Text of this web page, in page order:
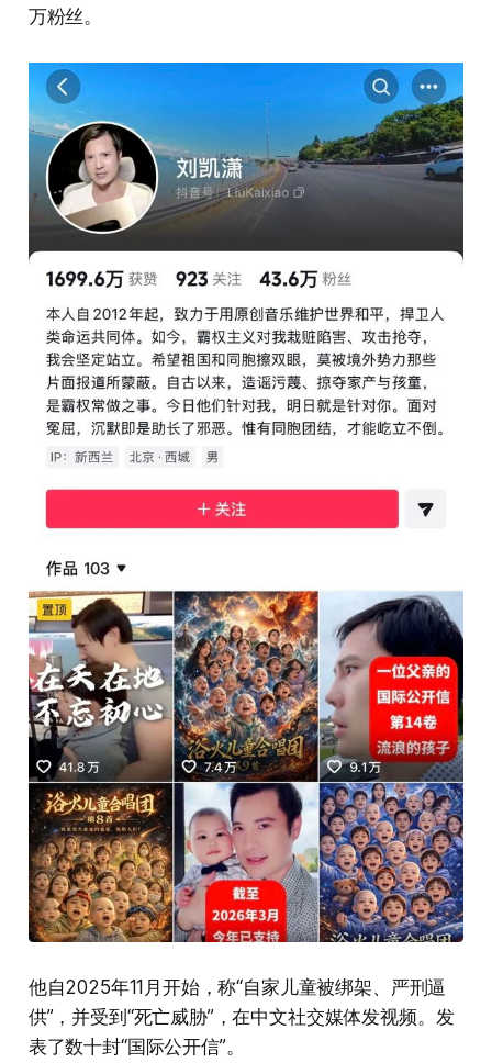
万粉丝。
他自2025年11月开始，称“自家儿童被绑架、严刑逼
供”，并受到“死亡威胁”，在中文社交媒体发视频。发
表了数十封“国际公开信”。